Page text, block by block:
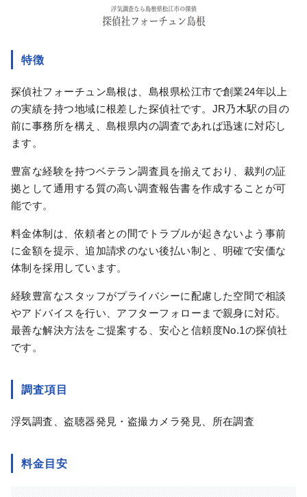
特徴
探偵社フォーチュン島根は、島根県松江市で創業24年以上
の実績を持つ地域に根差した探偵社です。JR乃木駅の目の
前に事務所を構え、島根県内の調査であれば迅速に対応し
ます。
豊富な経験を持つベテラン調査員を揃えており、裁判の証
拠として通用する質の高い調査報告書を作成することが可
能です。
料金体制は、依頼者との間でトラブルが起きないよう事前
に金額を提示、追加請求のない後払い制と、明確で安価な
体制を採用しています。
経験豊富なスタッフがプライバシーに配慮した空間で相談
やアドバイスを行い、アフターフォローまで親身に対応。
最善な解決方法をご提案する、安心と信頼度No.1の探偵社
です。
調査項目
浮気調査、盗聴器発見・盗撮カメラ発見、所在調査
料金目安